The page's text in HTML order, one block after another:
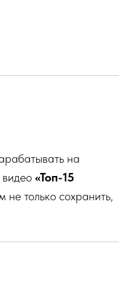
на
видео «Топ-15
не только сохранить,